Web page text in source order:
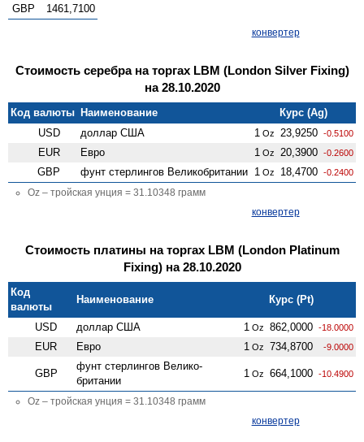
GBP
1461,7100
конвертер
Стоимость серебра на торгах LBM (London Silver Fixing)
на 28.10.2020
Код валюты Наименование
Курс (Ag)
USD
доллар США 1 Oz 23,9250 -0.5100
EUR Евро 1 Oz 20,3900 -0.2600
GBP фунт стерлингов Велико­британии 1 Oz 18,4700 -0.2400
Oz – тройская унция = 31.10348 грамм
конвертер
Стоимость платины на торгах LBM (London Platinum
Fixing) на 28.10.2020
Код
валюты
Наименование Курс (Pt)
USD доллар США 1 Oz 862,0000 -18.0000
EUR Евро 1 Oz 734,8700 -9.0000
GBP
фунт стерлингов Велико­
британии
1 Oz 664,1000 -10.4900
Oz – тройская унция = 31.10348 грамм
конвертер